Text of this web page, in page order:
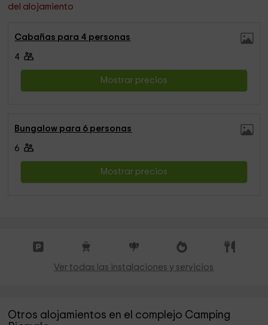
del alojamiento
Cabañas para 4 personas
4
Mostrar precios
Bungalow para 6 personas
6
Mostrar precios
Ver todas las instalaciones y servicios
Otros alojamientos en el complejo Camping